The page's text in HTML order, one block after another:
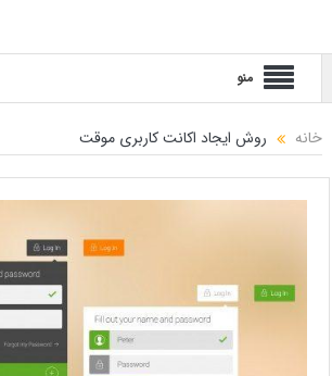
منو
خانه روش ایجاد اکانت کاربری موقت